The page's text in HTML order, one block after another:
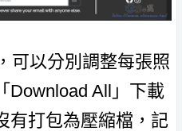
可以分別調整每張照
Download All」下載
有打包為壓縮檔，記